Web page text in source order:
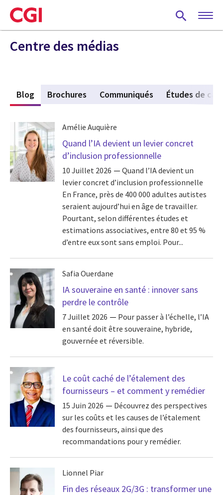
Skip
to
main
content
Centre des médias
Blog (active tab)
Brochures Communiqués Études de cas
Amélie Auquière
Quand l’IA devient un levier concret
d’inclusion professionnelle
10 Juillet 2026
Quand l’IA devient un
levier concret d’inclusion professionnelle
En France, près de 400 000 adultes autistes
seraient aujourd’hui en âge de travailler.
Pourtant, selon différentes études et
estimations associatives, entre 80 et 95 %
d’entre eux sont sans emploi. Pour...
Safia Ouerdane
IA souveraine en santé : innover sans
perdre le contrôle
7 Juillet 2026
Pour passer à l’échelle, l’IA
en santé doit être souveraine, hybride,
gouvernée et réversible.
Le coût caché de l’étalement des
fournisseurs – et comment y remédier
15 Juin 2026
Découvrez des perspectives
sur les coûts et les causes de l’étalement
des fournisseurs, ainsi que des
recommandations pour y remédier.
Lionnel Piar
Fin des réseaux 2G/3G : transformer une